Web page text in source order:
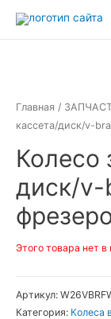
Главная /
кассета/диск/v-
Колесо
диск/v-
Этого товара нет в
Артикул:
Категория: Колеса